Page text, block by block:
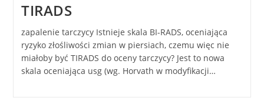
TIRADS
zapalenie tarczycy Istnieje skala BI-RADS, oceniająca
ryzyko złośliwości zmian w piersiach, czemu więc nie
miałoby być TIRADS do oceny tarczycy? Jest to nowa
skala oceniająca usg (wg. Horvath w modyfikacji…